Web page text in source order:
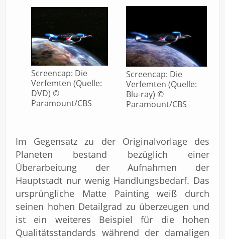
Screencap: Die
Verfemten (Quelle:
DVD) ©
Paramount/CBS
Screencap: Die
Verfemten (Quelle:
Blu-ray) ©
Paramount/CBS
Im Gegensatz zu der Originalvorlage des
Planeten bestand bezüglich einer
Überarbeitung der Aufnahmen der
Hauptstadt nur wenig Handlungsbedarf. Das
ursprüngliche Matte Painting weiß durch
seinen hohen Detailgrad zu überzeugen und
ist ein weiteres Beispiel für die hohen
Qualitätsstandards während der damaligen